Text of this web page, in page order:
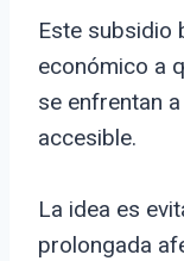
Este subsidio
económico a
se enfrentan
accesible.
La idea es
prolongada